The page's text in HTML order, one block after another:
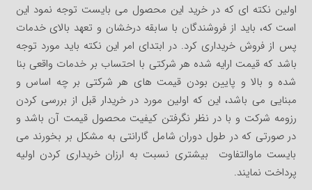
اولین نکته ای که در خرید این محصول می بایست توجه نمود این
است که، باید از فروشندگان با سابقه درخشان و تعهد بالای خدمات
پس از فروش خریداری کرد. در ابتدای امر این نکته باید مورد توجه
باشد که قیمت ارایه شده هر شرکتی با احتساب بر خدمات واقعی بنا
شده و بالا و پایین بودن قیمت های هر شرکتی بر چه اساس و
مبنایی می باشد، این که اولین مورد در خریدار قبل از بررسی کردن
رزومه شرکت و با در نظر نگرفتن کیفیت محصول قیمت آن باشد و
در صورتی که در طول دوران شامل گارانتی به مشکل بر بخورند می
بایست ماوالتفاوت بیشتری نسبت به ارزان خریداری کردن اولیه
پرداخت نمایند.